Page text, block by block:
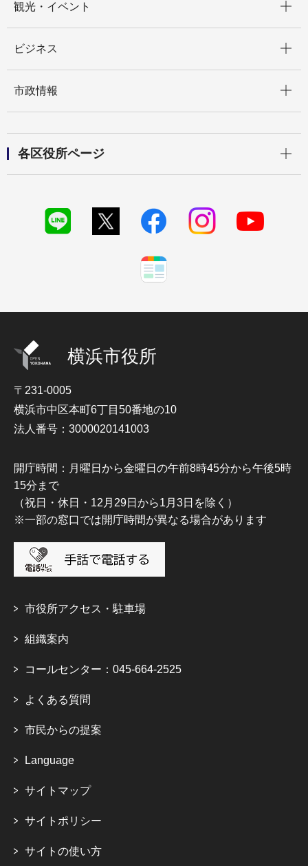
観光・イベント
ビジネス
市政情報
各区役所ページ
横浜市役所
〒231-0005
横浜市中区本町6丁目50番地の10
法人番号：3000020141003
開庁時間：月曜日から金曜日の午前8時45分から午後5時
15分まで
（祝日・休日・12月29日から1月3日を除く）
※一部の窓口では開庁時間が異なる場合があります
市役所アクセス・駐車場
組織案内
コールセンター：045-664-2525
よくある質問
市民からの提案
Language
サイトマップ
サイトポリシー
サイトの使い方